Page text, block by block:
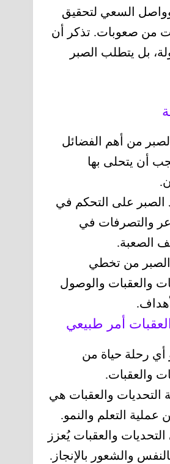
السعي لتحقيق
من صعوبات. تذكر أن
بل يتطلب الصبر
من أهم الفضائل
أن يتحلى بها
الصبر على التحكم في
والتصرفات في
الصعبة.
من تخطي
والعقبات والوصول
أمر طبيعي
أي رحلة حياة من
والعقبات.
التحديات والعقبات هي
عملية التعلم والنمو.
والعقبات يُعزز
والشعور بالإنجاز.